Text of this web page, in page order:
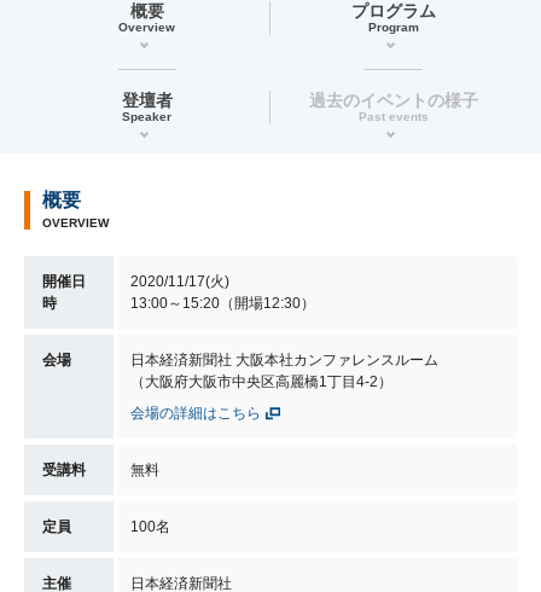
概要
Overview
プログラム
Program
登壇者
Speaker
過去のイベントの様子
Past events
概要
OVERVIEW
開催日
時
2020/11/17(火)
13:00～15:20（開場12:30）
会場
日本経済新聞社 大阪本社カンファレンスルーム
（大阪府大阪市中央区高麗橋1丁目4-2）
会場の詳細はこちら
受講料 無料
定員 100名
主催 日本経済新聞社